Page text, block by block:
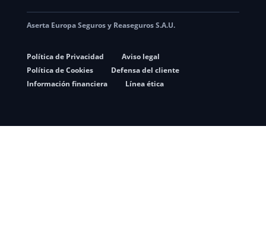
Aserta Europa Seguros y Reaseguros S.A.U.
Política de Privacidad
Aviso legal
Política de Cookies
Defensa del cliente
Información financiera
Línea ética